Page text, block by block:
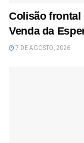
Colisão frontal
Venda da
7 DE AGOSTO, 2026